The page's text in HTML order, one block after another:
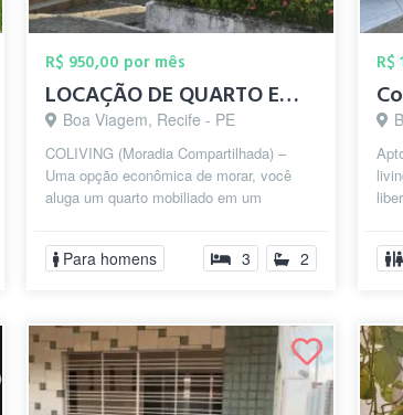
R$ 950,00 por mês
LOCAÇÃO DE QUARTO EM BOA VIAGEM
Boa Viagem, Recife - PE
COLIVING (Moradia Compartilhada) –
Uma opção econômica de morar, você
aluga um quarto mobiliado em um
estrutura e p...
Para homens 3 2
R$